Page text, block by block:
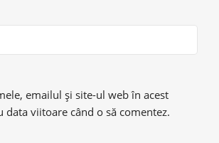
emailul și site-ul web în acest
data viitoare când o să comentez.